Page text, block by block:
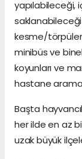
yapılabileceği,
kesme/
minibüs ve
koyunları ve
hastane
Başta
her ilde en az
uzak büyük